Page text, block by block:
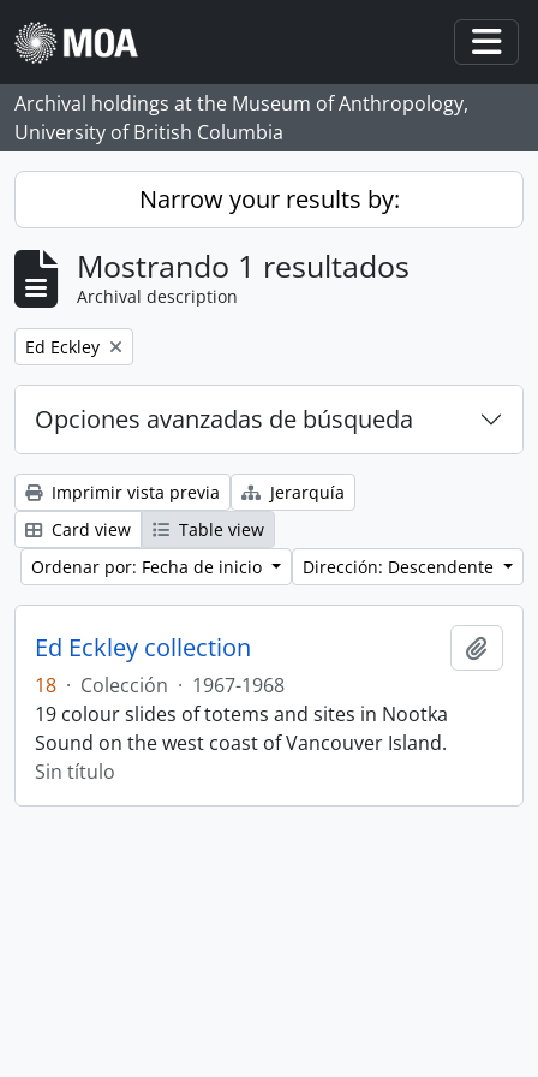
Skip to main content
Archival holdings at the Museum of Anthropology,
University of British Columbia
Narrow your results by:
Mostrando 1 resultados
Archival description
Remove filter:
Ed Eckley
Opciones avanzadas de búsqueda
Imprimir vista previa
Jerarquía
Card view
Table view
Ordenar por: Fecha de inicio
Dirección: Descendente
Ed Eckley collection
18 · Colección · 1967-1968
19 colour slides of totems and sites in Nootka
Sound on the west coast of Vancouver Island.
Sin título